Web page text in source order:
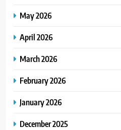
May 2026
April 2026
March 2026
February 2026
January 2026
December 2025